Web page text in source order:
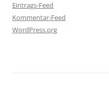
Eintrags-Feed
Kommentar-Feed
WordPress.org